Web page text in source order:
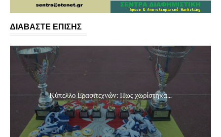
ΔΙΑΒΑΣΤΕ ΕΠΙΣΗΣ
Κύπελλο Ερασιτεχνών: Πως χωρίστηκα...